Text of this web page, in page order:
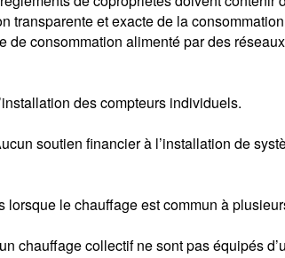
transparente et exacte de la
consommation alimenté par des
des compteurs individuels.
soutien financier à l’installation de
le chauffage est commun à
chauffage collectif ne sont pas équipés